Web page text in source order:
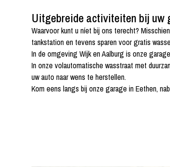
Uitgebreide activiteiten bij uw
Waarvoor kunt u níet bij ons terecht?
tankstation en tevens sparen voor gratis
In de omgeving Wijk en Aalburg is onze
In onze volautomatische wasstraat met
uw auto naar wens te herstellen.
Kom eens langs bij onze garage in Eethen,